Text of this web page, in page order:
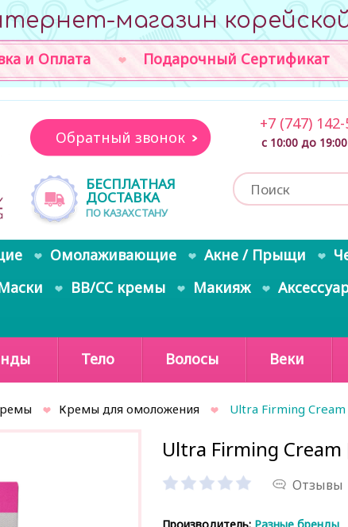
магазин
и Оплата Подарочный Сертификат
Обратный звонок
БЕСПЛАТНАЯ
ДОСТАВКА
ПО КАЗАХСТАНУ
+7 (747) 142-
с 10:00 до
Омолаживающие Акне / Прыщи
BB/CC кремы Макияж
Тело Волосы Веки
Кремы для омоложения Ultra Firming
Ultra Firming Cream
Отзывы